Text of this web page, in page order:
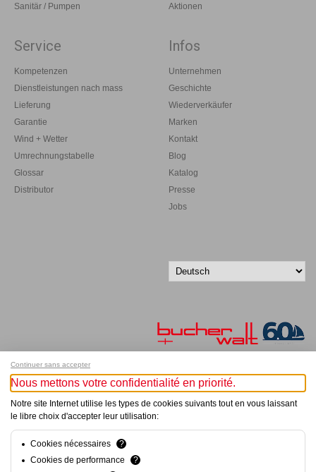
Sanitär / Pumpen
Aktionen
Service
Kompetenzen
Dienstleistungen nach mass
Lieferung
Garantie
Wind + Wetter
Umrechnungstabelle
Glossar
Distributor
Infos
Unternehmen
Geschichte
Wiederverkäufer
Marken
Kontakt
Blog
Katalog
Presse
Jobs
Melde dich für unseren Newsletter an!
Alle Rechte vorbehalten
Continuer sans accepter
Nous mettons votre confidentialité en priorité.
Notre site Internet utilise les types de cookies suivants tout en vous laissant
le libre choix d'accepter leur utilisation:
Cookies nécessaires
?
Cookies de performance
?